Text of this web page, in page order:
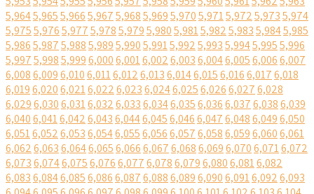
5,9645,9655,9665,9675,9685,9695,9705,9715,9725,9735,974
5,9755,9765,9775,9785,9795,9805,9815,9825,9835,9845,985
5,9865,9875,9885,9895,9905,9915,9925,9935,9945,9955,996
5,9975,9985,9996,0006,0016,0026,0036,0046,0056,0066,007
6,0086,0096,0106,0116,0126,0136,0146,0156,0166,0176,018
6,0196,0206,0216,0226,0236,0246,0256,0266,0276,028
6,0296,0306,0316,0326,0336,0346,0356,0366,0376,0386,039
6,0406,0416,0426,0436,0446,0456,0466,0476,0486,0496,050
6,0516,0526,0536,0546,0556,0566,0576,0586,0596,0606,061
6,0626,0636,0646,0656,0666,0676,0686,0696,0706,0716,072
6,0736,0746,0756,0766,0776,0786,0796,0806,0816,082
6,0836,0846,0856,0866,0876,0886,0896,0906,0916,0926,093